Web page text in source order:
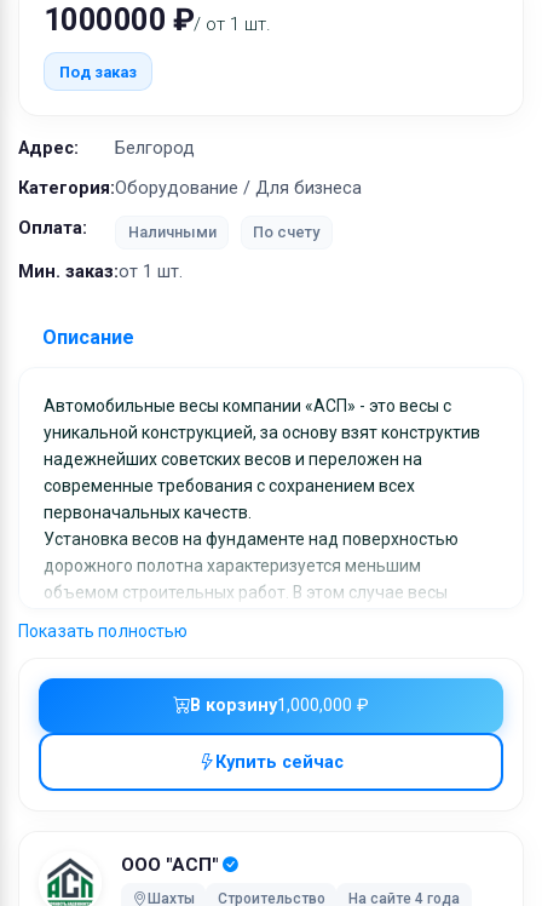
В корзину1,000,000 ₽
Купить сейчас
ООО "АСП"
Шахты Строительство На сайте 4 года
1000000 ₽/ от 1 шт.
Под заказ
Адрес:
Белгород
Категория:Оборудование / Для бизнеса
Оплата:
Наличными По счету
Мин. заказ:от 1 шт.
Описание
Автомобильные весы компании «АСП» - это весы с
уникальной конструкцией, за основу взят конструктив
надежнейших советских весов и переложен на
современные требования с сохранением всех
первоначальных качеств.
Установка весов на фундаменте над поверхностью
дорожного полотна характеризуется меньшим
объемом строительных работ. В этом случае весы
или выезжать. В данном случае основанием весов
выступают блоки из бетона, которые устанавливают
под каждую пару датчиков. Такой вид установки
достаточно экономный, поскольку не потребует
способе установки достаточно удобно, ведь обеспечен
легкий доступ к датчикам. Недостатком эстакадного
Показать полностью